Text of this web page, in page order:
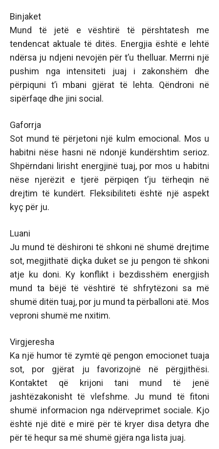
Binjaket
Mund të jetë e vështirë të përshtatesh me
tendencat aktuale të ditës. Energjia është e lehtë
ndërsa ju ndjeni nevojën për t’u thelluar. Merrni një
pushim nga intensiteti juaj i zakonshëm dhe
përpiquni t’i mbani gjërat të lehta. Qëndroni në
sipërfaqe dhe jini social.
Gaforrja
Sot mund të përjetoni një kulm emocional. Mos u
habitni nëse hasni në ndonjë kundërshtim serioz.
Shpërndani lirisht energjinë tuaj, por mos u habitni
nëse njerëzit e tjerë përpiqen t’ju tërheqin në
drejtim të kundërt. Fleksibiliteti është një aspekt
kyç për ju.
Luani
Ju mund të dëshironi të shkoni në shumë drejtime
sot, megjithatë diçka duket se ju pengon të shkoni
atje ku doni. Ky konflikt i bezdisshëm energjish
mund ta bëjë të vështirë të shfrytëzoni sa më
shumë ditën tuaj, por ju mund ta përballoni atë. Mos
veproni shumë me nxitim.
Virgjeresha
Ka një humor të zymtë që pengon emocionet tuaja
sot, por gjërat ju favorizojnë në përgjithësi.
Kontaktet që krijoni tani mund të jenë
jashtëzakonisht të vlefshme. Ju mund të fitoni
shumë informacion nga ndërveprimet sociale. Kjo
është një ditë e mirë për të kryer disa detyra dhe
për të hequr sa më shumë gjëra nga lista juaj.